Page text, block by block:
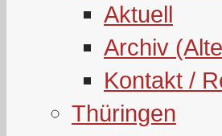
Aktuell
Archiv
Kontakt /
Thüringen